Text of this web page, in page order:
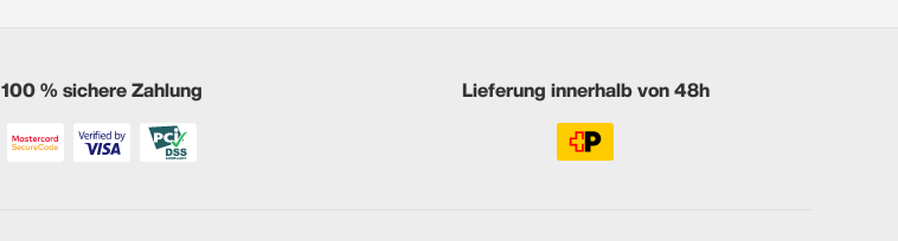
100 % sichere Zahlung Lieferung innerhalb von 48h